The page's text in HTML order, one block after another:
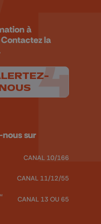
à
la
nous sur
CANAL 10/166
CANAL 11/12/55
CANAL 13 OU 65